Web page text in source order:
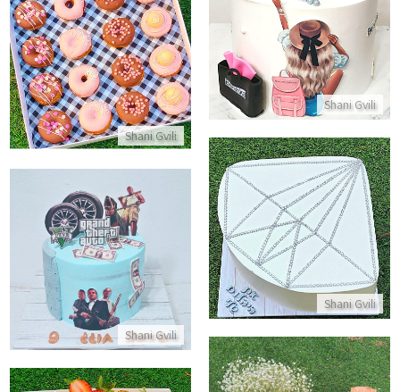
Shani Gvili
התקשר/י
Shani Gvili
מארז מתוק של דונאטס
התקשר/י
Shani Gvili
עוגת יהלום
התקשר/י
Shani Gvili
עוגת גיימרים GTA
התקשר/י